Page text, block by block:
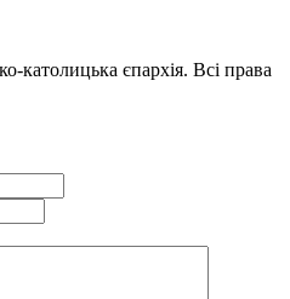
католицька єпархія. Всі права